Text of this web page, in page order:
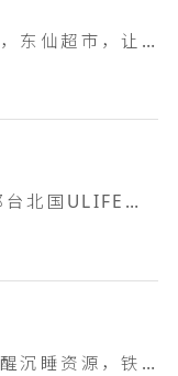
社区超市设计，东仙超市，让生活回归本真！
超市设计 | 邢台北国ULIFE，共生共融，工业底色的烟火叙事！
商场设计：唤醒沉睡资源，铁岭双燕天河城，狂揽 9.6 万客流